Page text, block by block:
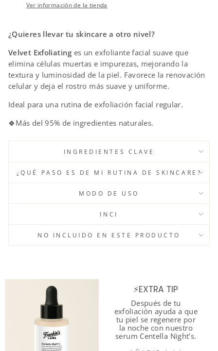
Ver información de la tienda
¿Quieres llevar tu skincare a otro nivel?
Velvet Exfoliating es un exfoliante facial suave que
elimina células muertas e impurezas, mejorando la
textura y luminosidad de la piel. Favorece la renovación
celular y deja el rostro más suave y uniforme.
Ideal para una rutina de exfoliación facial regular.
🍀Más del 95% de ingredientes naturales.
INGREDIENTES CLAVE
¿QUÉ PASO ES DE MI RUTINA DE SKINCARE?
MODO DE USO
INCI
NO INCLUIDO EN ESTE PRODUCTO
⚡EXTRA TIP
Después de tu
exfoliación ayuda a que
tu piel se regenere por
la noche con nuestro
serum Centella Night’s.